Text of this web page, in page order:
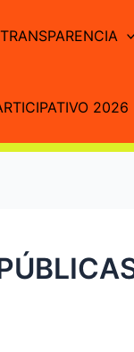
TRANSPARENCIA
2026